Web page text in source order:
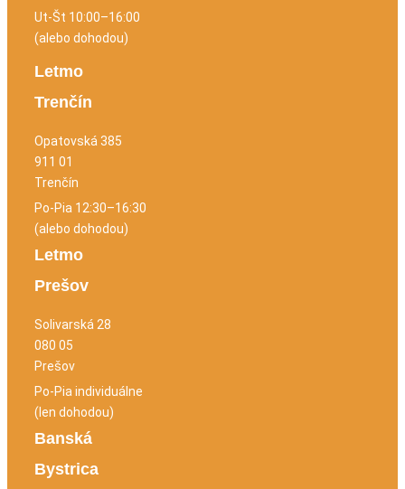
Ut-Št 10:00–16:00
(alebo dohodou)
Letmo
Trenčín
Opatovská 385
911 01
Trenčín
Po-Pia 12:30–16:30
(alebo dohodou)
Letmo
Prešov
Solivarská 28
080 05
Prešov
Po-Pia individuálne
(len dohodou)
Banská
Bystrica